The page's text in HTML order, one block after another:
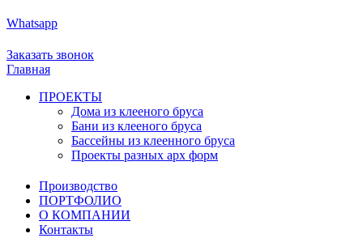
Whatsapp
Заказать звонок
Главная
ПРОЕКТЫ
Дома из клееного бруса
Бани из клееного бруса
Бассейны из клеенного бруса
Проекты разных арх форм
Производство
ПОРТФОЛИО
О КОМПАНИИ
Контакты